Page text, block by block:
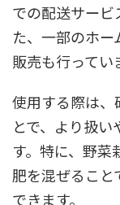
での配送サービ
た、一部のホ
販売も行ってい
使用する際は、
とで、より扱
す。特に、野
肥を混ぜるこ
できます。